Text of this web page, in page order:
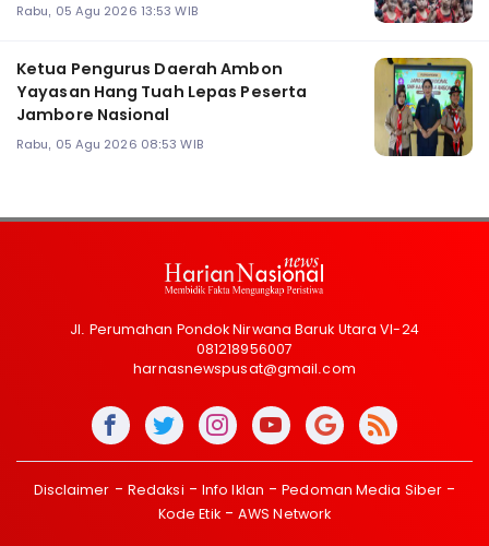
Rabu, 05 Agu 2026 13:53 WIB
Ketua Pengurus Daerah Ambon
Yayasan Hang Tuah Lepas Peserta
Jambore Nasional
Rabu, 05 Agu 2026 08:53 WIB
Jl. Perumahan Pondok Nirwana Baruk Utara VI-24
081218956007
harnasnewspusat@gmail.com
Disclaimer Redaksi Info Iklan
Pedoman Media Siber
Kode Etik
AWS Network